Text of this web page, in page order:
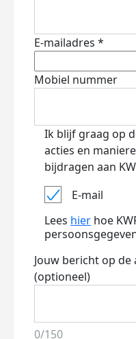
E-mailadres *
Mobiel nummer
Ik blijf graag op
acties en
bijdragen aan
E-mail
Lees hier hoe
Jouw bericht op
(optioneel)
0/150